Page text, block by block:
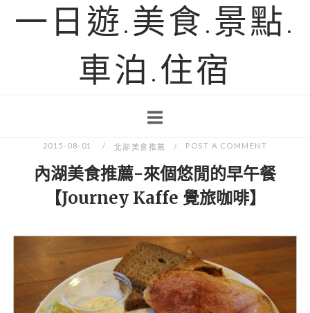
一日遊.美食.景點.
車泊.住宿
2015-08-01 北部美食推薦 POST A COMMENT
內湖美食推薦-來個悠閒的早午餐
【Journey Kaffe 覺旅咖啡】